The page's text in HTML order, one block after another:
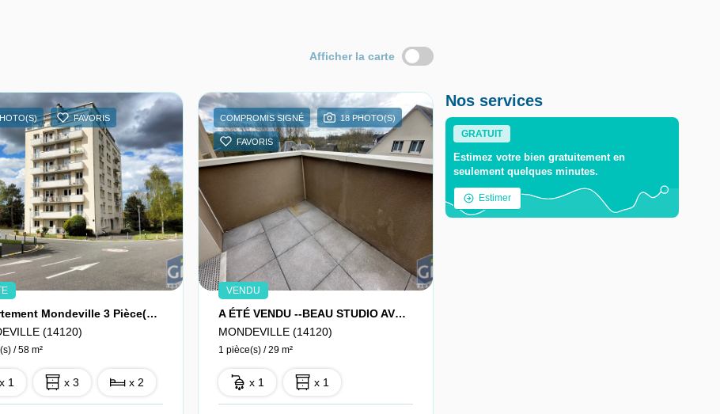
Afficher la carte
FAVORIS
Appartement Mondeville 3 Pièce(s) 58 M2
(14120)
/ 58 m²
x 1 x 3 x 2
COMPROMIS SIGNÉ 18 PHOTO(S)
FAVORIS
VENDU
A ÉTÉ VENDU --BEAU STUDIO AVEC BALCON EXPO SUD-OUEST DANS RESIDENCE RECENTE.
MONDEVILLE (14120)
1 pièce(s) / 29 m²
x 1 x 1
Nos services
GRATUIT
Estimez votre bien gratuitement en
seulement quelques minutes.
Estimer